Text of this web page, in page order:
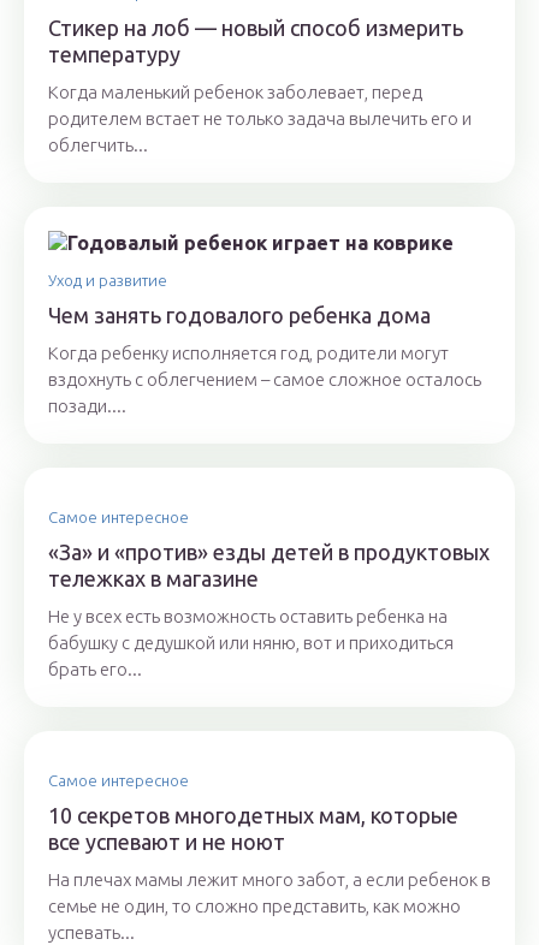
Стикер на лоб — новый способ измерить
температуру
Когда маленький ребенок заболевает, перед
родителем встает не только задача вылечить его и
облегчить...
Уход и развитие
Чем занять годовалого ребенка дома
Когда ребенку исполняется год, родители могут
вздохнуть с облегчением – самое сложное осталось
позади....
Самое интересное
«За» и «против» езды детей в продуктовых
тележках в магазине
Не у всех есть возможность оставить ребенка на
бабушку с дедушкой или няню, вот и приходиться
брать его...
Самое интересное
10 секретов многодетных мам, которые
все успевают и не ноют
На плечах мамы лежит много забот, а если ребенок в
семье не один, то сложно представить, как можно
успевать...